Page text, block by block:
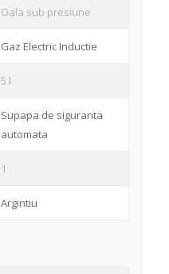
Oala sub presiune
Gaz Electric Inductie
5 l
Supapa de siguranta
automata
1
Argintiu